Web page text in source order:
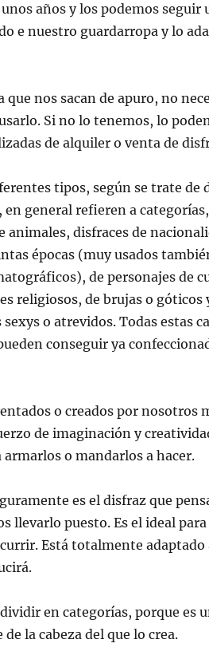
años y los podemos seguir
e nuestro guardarropa y lo
que nos sacan de apuro, no
Si no lo tenemos, lo
de alquiler o venta de
tipos, según se trate de
general refieren a
disfraces de
épocas (muy usados
de personajes de
religiosos, de brujas o góticos
o atrevidos. Todas estas
conseguir ya
o creados por nosotros
de imaginación y
o mandarlos a hacer.
es el disfraz que
llevarlo puesto. Es el ideal
Está totalmente
en categorías, porque es
la cabeza del que lo crea.